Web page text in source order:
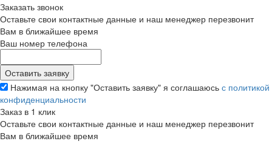
Заказать звонок
Оставьте свои контактные данные и наш менеджер перезвонит
Вам в ближайшее время
Ваш номер телефона
Нажимая на кнопку "Оставить заявку" я соглашаюсь с политикой
конфиденциальности
Заказ в 1 клик
Оставьте свои контактные данные и наш менеджер перезвонит
Вам в ближайшее время